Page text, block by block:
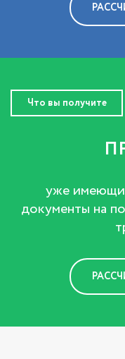
Что вы получите
уже
документы на